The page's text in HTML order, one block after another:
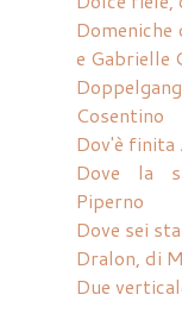
e Gabrielle
Cosentino
Dov'è finita
Dove la
Piperno
Dove sei
Dralon, di
Due